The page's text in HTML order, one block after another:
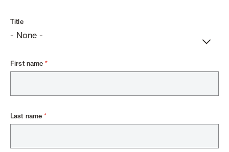
Title
- None -
First name
Last name